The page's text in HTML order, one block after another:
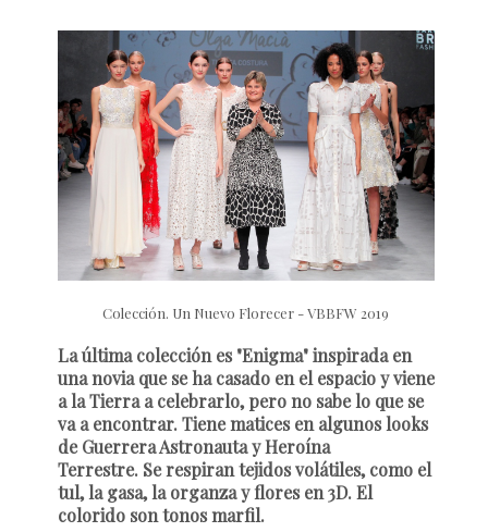
Colección. Un Nuevo Florecer - VBBFW 2019
La última colección es "Enigma" inspirada en
una novia que se ha casado en el espacio y viene
a la Tierra a celebrarlo, pero no sabe lo que se
va a encontrar. Tiene matices en algunos looks
de Guerrera Astronauta y Heroína
Terrestre. Se respiran tejidos volátiles, como el
tul, la gasa, la organza y flores en 3D. El
colorido son tonos marfil.